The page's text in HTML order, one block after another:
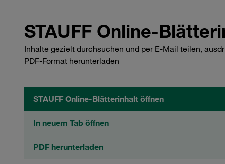
STAUFF Online-
Inhalte gezielt durchsuchen und per E-Mail teilen,
PDF-Format herunterladen
STAUFF Online-Blätterinhalt öffnen
In neuem Tab öffnen
PDF herunterladen